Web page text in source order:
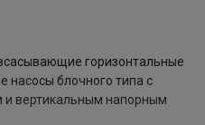
горизонтальные
насосы блочного типа с
вертикальным напорным